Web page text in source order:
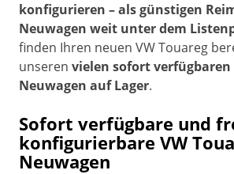
konfigurieren – als günstigen
Neuwagen weit unter dem
finden Ihren neuen VW Touareg
unseren vielen sofort verfügbaren
Neuwagen auf Lager.
Sofort verfügbare und
konfigurierbare VW
Neuwagen